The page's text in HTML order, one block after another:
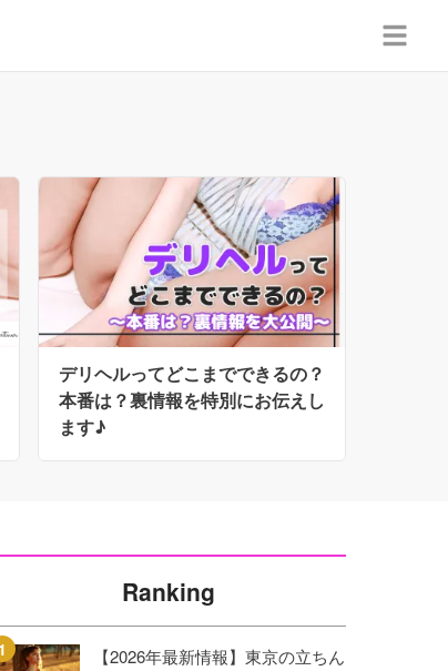
デリヘルってどこまでできるの？
本番は？裏情報を特別にお伝えし
ます♪
Ranking
【2026年最新情報】東京の立ちん